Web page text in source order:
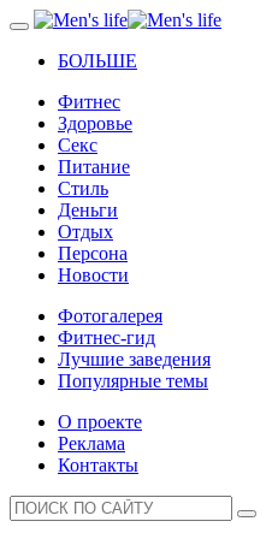
БОЛЬШЕ
Фитнес
Здоровье
Секс
Питание
Стиль
Деньги
Отдых
Персона
Новости
Фотогалерея
Фитнес-гид
Лучшие заведения
Популярные темы
О проекте
Реклама
Контакты